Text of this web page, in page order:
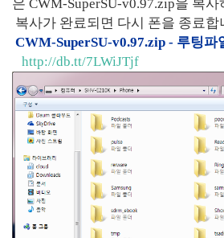
은 CWM-SuperSU-v0.97.zip을 복
복사가 완료되면 다시 폰을 종료합
CWM-SuperSU-v0.97.zip - 루팅파
http://db.tt/7LWiJTjf